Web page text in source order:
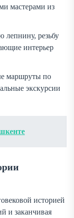
мастерами из
лепнину, резьбу
интерьер
маршруты по
экскурсии
историей
и заканчивая